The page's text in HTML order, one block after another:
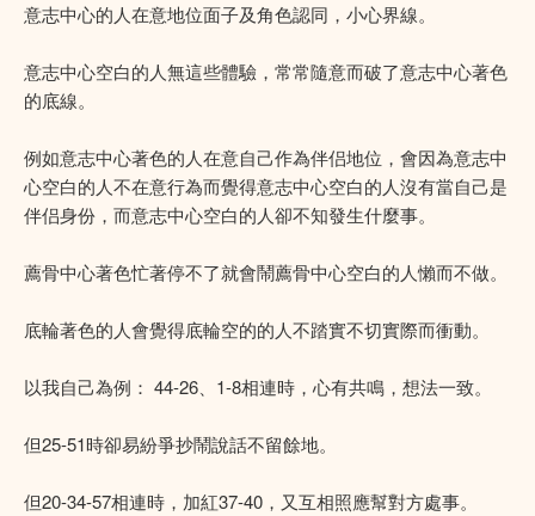
意志中心的人在意地位面子及角色認同，小心界線。
意志中心空白的人無這些體驗，常常隨意而破了意志中心著色
的底線。
例如意志中心著色的人在意自己作為伴侣地位，會因為意志中
心空白的人不在意行為而覺得意志中心空白的人沒有當自己是
伴侣身份，而意志中心空白的人卻不知發生什麼事。
薦骨中心著色忙著停不了就會鬧薦骨中心空白的人懶而不做。
底輪著色的人會覺得底輪空的的人不踏實不切實際而衝動。
以我自己為例： 44-26、1-8相連時，心有共鳴，想法一致。
但25-51時卻易紛爭抄鬧說話不留餘地。
但20-34-57相連時，加紅37-40，又互相照應幫對方處事。